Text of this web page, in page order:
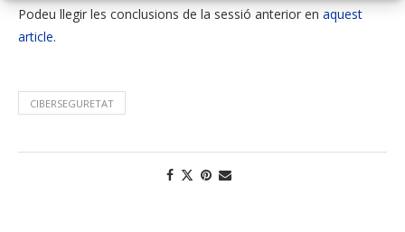
Podeu llegir les conclusions de la sessió anterior en aquest
article.
CIBERSEGURETAT